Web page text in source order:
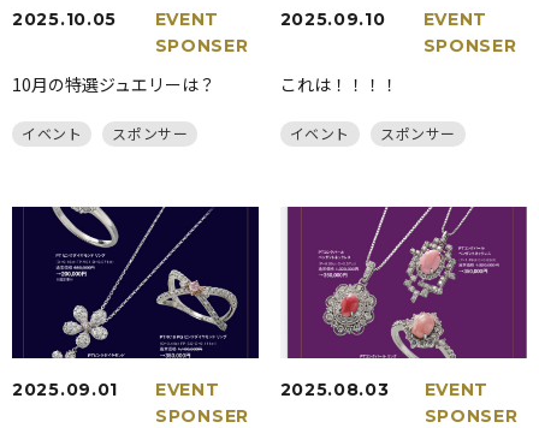
2025.10.05
EVENT
SPONSER
10月の特選ジュエリーは？
イベント スポンサー
2025.09.10
EVENT
SPONSER
これは！！！！
イベント スポンサー
2025.09.01
EVENT
SPONSER
2025.08.03
EVENT
SPONSER